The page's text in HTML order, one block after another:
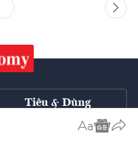
Tiêu & Dùng